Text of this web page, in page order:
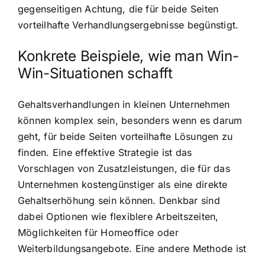
gegenseitigen Achtung, die für beide Seiten
vorteilhafte Verhandlungsergebnisse begünstigt.
Konkrete Beispiele, wie man Win-
Win-Situationen schafft
Gehaltsverhandlungen in kleinen Unternehmen
können komplex sein, besonders wenn es darum
geht, für beide Seiten vorteilhafte Lösungen zu
finden. Eine effektive Strategie ist das
Vorschlagen von Zusatzleistungen, die für das
Unternehmen kostengünstiger als eine direkte
Gehaltserhöhung sein können. Denkbar sind
dabei Optionen wie flexiblere Arbeitszeiten,
Möglichkeiten für Homeoffice oder
Weiterbildungsangebote. Eine andere Methode ist